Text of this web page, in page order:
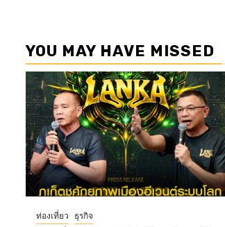
YOU MAY HAVE MISSED
ท่องเที่ยว ธุรกิจ